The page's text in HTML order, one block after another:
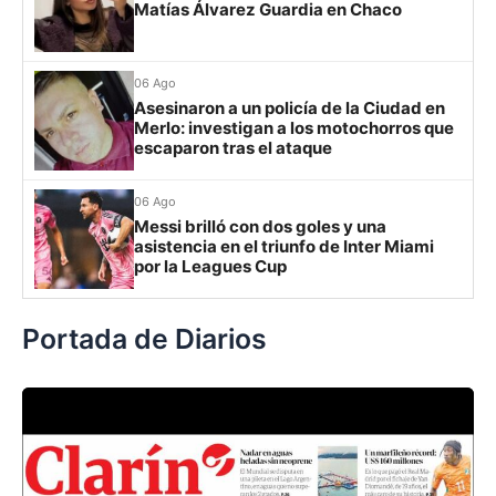
Grupo H
Rosario Central 13
UCV FC
Libertad
Matías Álvarez Guardia en Chaco
06 Ago
Asesinaron a un policía de la Ciudad en
Merlo: investigan a los motochorros que
escaparon tras el ataque
06 Ago
Messi brilló con dos goles y una
asistencia en el triunfo de Inter Miami
por la Leagues Cup
Portada de Diarios